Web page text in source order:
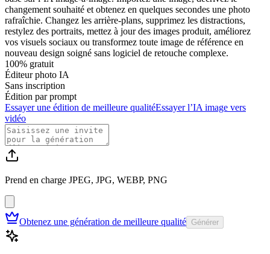
changement souhaité et obtenez en quelques secondes une photo
rafraîchie. Changez les arrière-plans, supprimez les distractions,
restylez des portraits, mettez à jour des images produit, améliorez
vos visuels sociaux ou transformez toute image de référence en
nouveau design soigné sans logiciel de retouche complexe.
100% gratuit
Éditeur photo IA
Sans inscription
Édition par prompt
Essayer une édition de meilleure qualitéEssayer l’IA image vers
vidéo
Prend en charge JPEG, JPG, WEBP, PNG
Obtenez une génération de meilleure qualité Générer